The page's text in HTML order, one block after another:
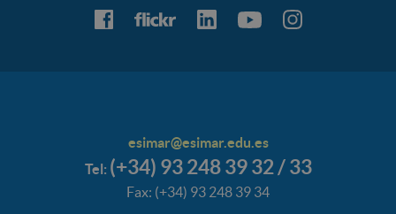
esimar@esimar.edu.es
Tel: (+34) 93 248 39 32 / 33
Fax: (+34) 93 248 39 34